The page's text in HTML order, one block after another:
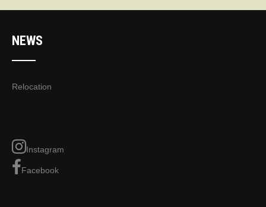
NEWS
Relocation
Instagram
Facebook